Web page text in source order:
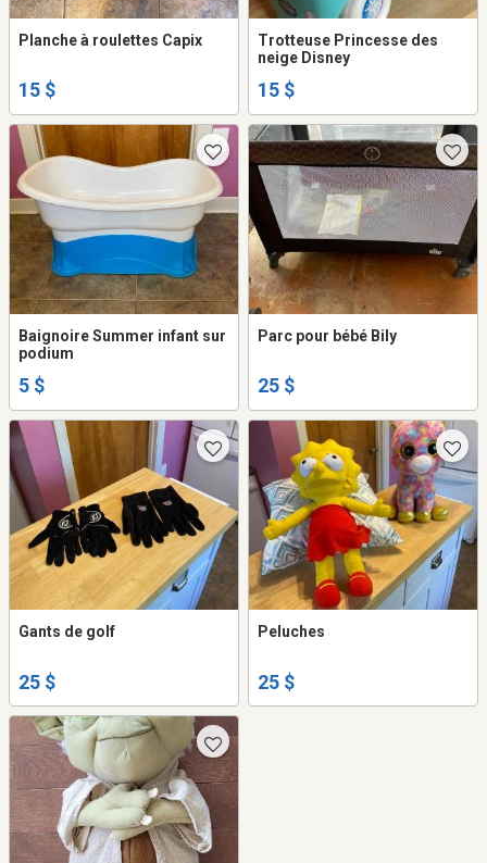
Planche à roulettes Capix
15 $
Trotteuse Princesse des
neige Disney
15 $
Baignoire Summer infant sur
podium
5 $
Parc pour bébé Bily
25 $
Gants de golf
25 $
Peluches
25 $